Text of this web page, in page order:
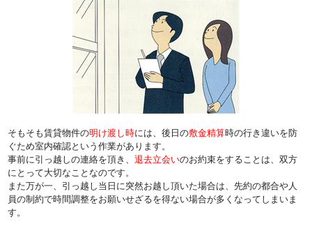
そもそも賃貸物件の明け渡し時には、後日の敷金精算時の行き違いを防
ぐため室内確認という作業があります。
事前に引っ越しの連絡を頂き、退去立会いのお約束をすることは、双方
にとって大切なことなのです。
また万が一、引っ越し当日に突然お越し頂いた場合は、先約の都合や人
員の制約で時間調整をお願いせざるを得ない場合が多くなってしまいま
す。